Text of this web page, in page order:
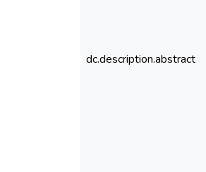
dc.description.abstract